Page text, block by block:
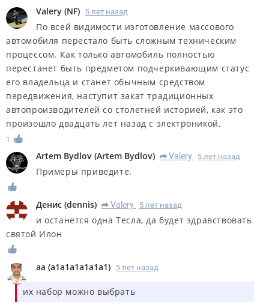
Valery (NF) 5 лет назад
По всей видимости изготовление массового
автомобиля перестало быть сложным техническим
процессом. Как только автомобиль полностью
перестанет быть предметом подчеркивающим статус
его владельца и станет обычным средством
передвижения, наступит закат традиционных
автопроизводителей со столетней историей, как это
произошло двадцать лет назад с электроникой.
1
Artem Bydlov (Artem Bydlov) R Valery 5 лет назад
Примеры приведите.
Денис (dennis) R Valery 5 лет назад
и останется одна Тесла, да будет здравствовать
святой Илон
aa (a1a1a1a1a1a1) 5 лет назад
их набор можно выбрать